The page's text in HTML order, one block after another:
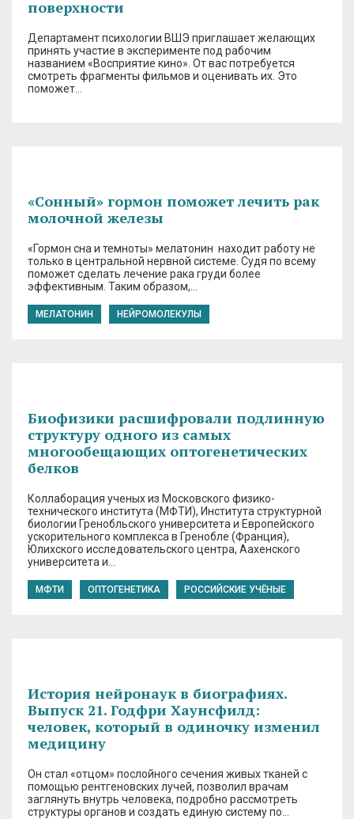
поверхности
Департамент психологии ВШЭ приглашает желающих
принять участие в эксперименте под рабочим
названием «Восприятие кино». От вас потребуется
смотреть фрагменты фильмов и оценивать их. Это
поможет…
«Сонный» гормон поможет лечить рак
молочной железы
«Гормон сна и темноты» мелатонин находит работу не
только в центральной нервной системе. Судя по всему
поможет сделать лечение рака груди более
эффективным. Таким образом,…
МЕЛАТОНИН НЕЙРОМОЛЕКУЛЫ
Биофизики расшифровали подлинную
структуру одного из самых
многообещающих оптогенетических
белков
Коллаборация ученых из Московского физико-
технического института (МФТИ), Института структурной
биологии Гренобльского университета и Европейского
ускорительного комплекса в Гренобле (Франция),
Юлихского исследовательского центра, Аахенского
университета и…
МФТИ ОПТОГЕНЕТИКА РОССИЙСКИЕ УЧЁНЫЕ
История нейронаук в биографиях.
Выпуск 21. Годфри Хаунсфилд:
человек, который в одиночку изменил
медицину
Он стал «отцом» послойного сечения живых тканей с
помощью рентгеновских лучей, позволил врачам
заглянуть внутрь человека, подробно рассмотреть
структуры органов и создать единую систему по…